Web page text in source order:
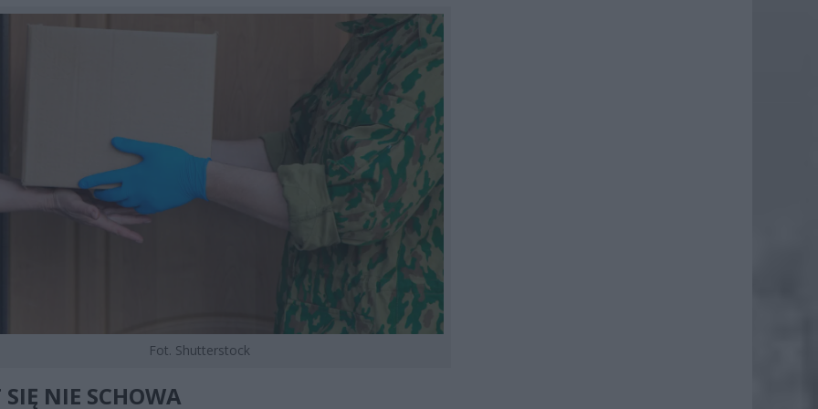
Fot. Shutterstock
NIE SCHOWA